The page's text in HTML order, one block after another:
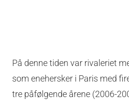
På denne tiden var rivaleriet
som enehersker i Paris med
tre påfølgende årene (2006-